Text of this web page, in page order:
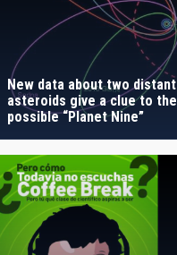
AUTHORED ON
New data about two distant
asteroids give a clue to the
possible “Planet Nine”